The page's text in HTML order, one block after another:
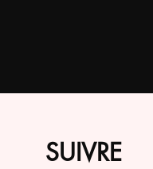
SUIVRE